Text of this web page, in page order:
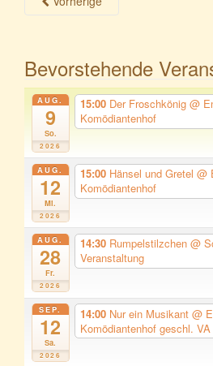
Bevorstehende
AUG.
9
So.
2026
15:00 Der Froschkönig @
Komödiantenhof
AUG.
12
Mi.
2026
15:00 Hänsel und Gretel @
Komödiantenhof
AUG.
28
Fr.
2026
14:30 Rumpelstilzchen @
Veranstaltung
SEP.
12
Sa.
2026
14:00 Nur ein Musikant @
Komödiantenhof geschl. VA